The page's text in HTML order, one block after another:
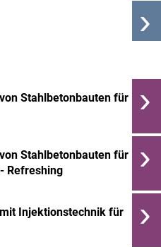
›
Stahlbetonbauten für
›
Stahlbetonbauten für
Refreshing
›
Injektionstechnik für
›